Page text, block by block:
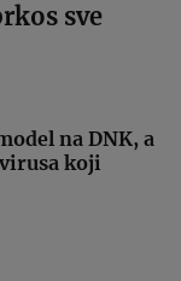
sve
na DNK, a
koji